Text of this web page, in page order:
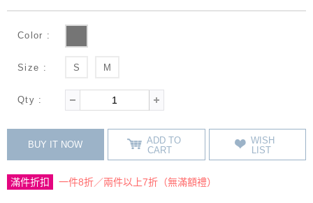
Color :
Size : S M
Qty :
BUY IT NOW
ADD TO
CART
WISH
LIST
滿件折扣 一件8折／兩件以上7折（無滿額禮）